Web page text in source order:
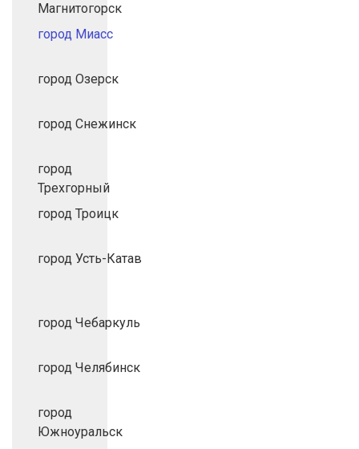
Магнитогорск
город Миасс
город Озерск
город Снежинск
город
Трехгорный
город Троицк
город Усть-Катав
город Чебаркуль
город Челябинск
город
Южноуральск